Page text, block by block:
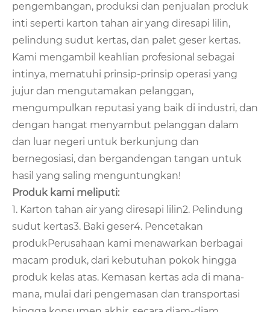
pengembangan, produksi dan penjualan produk
inti seperti karton tahan air yang diresapi lilin,
pelindung sudut kertas, dan palet geser kertas.
Kami mengambil keahlian profesional sebagai
intinya, mematuhi prinsip-prinsip operasi yang
jujur ​​dan mengutamakan pelanggan,
mengumpulkan reputasi yang baik di industri, dan
dengan hangat menyambut pelanggan dalam
dan luar negeri untuk berkunjung dan
bernegosiasi, dan bergandengan tangan untuk
hasil yang saling menguntungkan!
Produk kami meliputi:
1. Karton tahan air yang diresapi lilin2. Pelindung
sudut kertas3. Baki geser4. Pencetakan
produkPerusahaan kami menawarkan berbagai
macam produk, dari kebutuhan pokok hingga
produk kelas atas. Kemasan kertas ada di mana-
mana, mulai dari pengemasan dan transportasi